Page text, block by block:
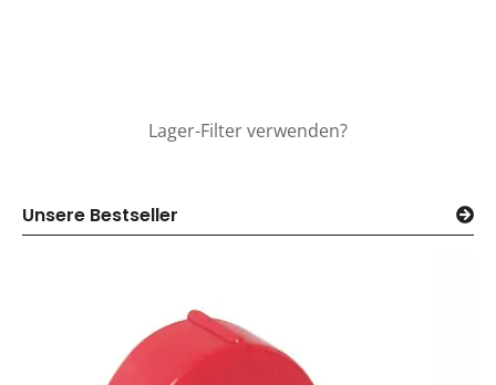
Lager-Filter verwenden?
Unsere Bestseller